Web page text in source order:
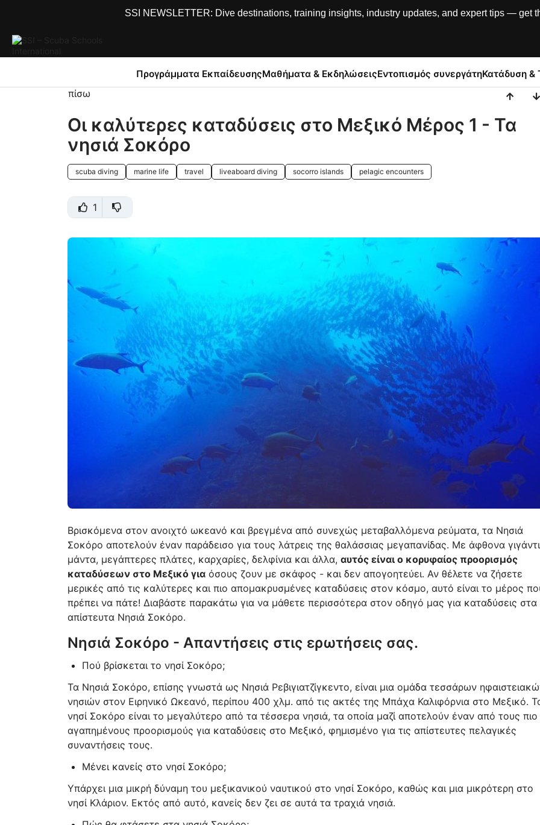
SSI NEWSLETTER: Dive destinations, training insights, industry updates, and expert tips — get
Προγράμματα ΕκπαίδευσηςΜαθήματα & ΕκδηλώσειςΕντοπισμός συνεργάτηΚατάδυση &
πίσω
Οι καλύτερες καταδύσεις στο Μεξικό Μέρος 1 - Τα
νησιά Σοκόρο
scuba diving marine life travel liveaboard diving socorro islands pelagic encounters
1
Βρισκόμενα στον ανοιχτό ωκεανό και βρεγμένα από συνεχώς μεταβαλλόμενα ρεύματα, τα Νησιά
Σοκόρο αποτελούν έναν παράδεισο για τους λάτρεις της θαλάσσιας μεγαπανίδας. Με άφθονα
μάντα, μεγάπτερες πλάτες, καρχαρίες, δελφίνια και άλλα, αυτός είναι ο κορυφαίος προορισμός
καταδύσεων στο Μεξικό γιαόσους ζουν με σκάφος - και δεν απογοητεύει. Αν θέλετε να ζήσετε
μερικές από τις καλύτερες και πιο απομακρυσμένες καταδύσεις στον κόσμο, αυτό είναι το μέρος
πρέπει να πάτε! Διαβάστε παρακάτω για να μάθετε περισσότερα στον οδηγό μας για καταδύσεις στα
απίστευτα Νησιά Σοκόρο.
Νησιά Σοκόρο - Απαντήσεις στις ερωτήσεις σας.
Πού βρίσκεται το νησί Σοκόρο;
Τα Νησιά Σοκόρο, επίσης γνωστά ως Νησιά Ρεβιγιατζίγκεντο, είναι μια ομάδα τεσσάρων
νησιών στον Ειρηνικό Ωκεανό, περίπου 400 χλμ. από τις ακτές της Μπάχα Καλιφόρνια στο Μεξικό.
νησί Σοκόρο είναι το μεγαλύτερο από τα τέσσερα νησιά, τα οποία μαζί αποτελούν έναν από τους πιο
αγαπημένους προορισμούς για καταδύσεις στο Μεξικό, φημισμένο για τις απίστευτες πελαγικές
συναντήσεις τους.
Μένει κανείς στο νησί Σοκόρο;
Υπάρχει μια μικρή δύναμη του μεξικανικού ναυτικού στο νησί Σοκόρο, καθώς και μια μικρότερη στο
νησί Κλάριον. Εκτός από αυτό, κανείς δεν ζει σε αυτά τα τραχιά νησιά.